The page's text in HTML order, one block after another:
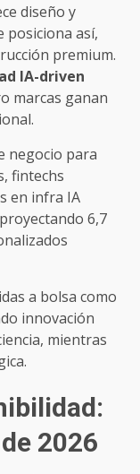
diseño y
posiciona así,
premium.
IA-driven
marcas ganan
negocio para
fintechs
en infra IA
6,7
a bolsa como
innovación
mientras
2026